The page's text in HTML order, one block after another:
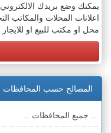
يمكنك وضع بريدك
اعلانات المحلات والمكاتب
محل او مكتب للبيع او للايجار
المصالح حسب المحافظات
.. جميع المحافظات ..